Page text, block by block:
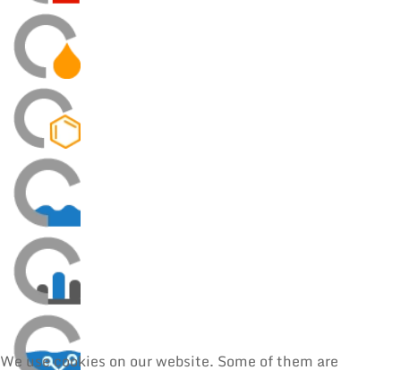
We use cookies on our website. Some of them are